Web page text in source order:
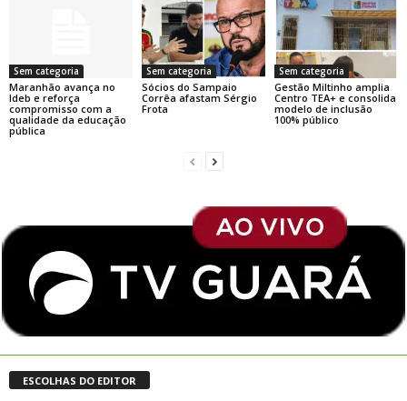
Sem categoria
Maranhão avança no
Ideb e reforça
compromisso com a
qualidade da educação
pública
Sem categoria
Sócios do Sampaio
Corrêa afastam Sérgio
Frota
Sem categoria
Gestão Miltinho amplia
Centro TEA+ e consolida
modelo de inclusão
100% público
ESCOLHAS DO EDITOR